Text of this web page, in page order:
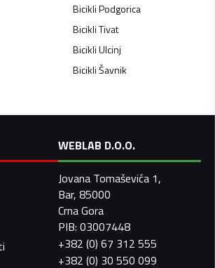
BicikliPodgorica
BicikliTivat
BicikliUlcinj
BicikliŠavnik
WEBLAB D.O.O.
Jovana Tomaševića 1,
Bar, 85000
Crna Gora
PIB: 03007448
+382 (0) 67 312 555
+382 (0) 30 550 099